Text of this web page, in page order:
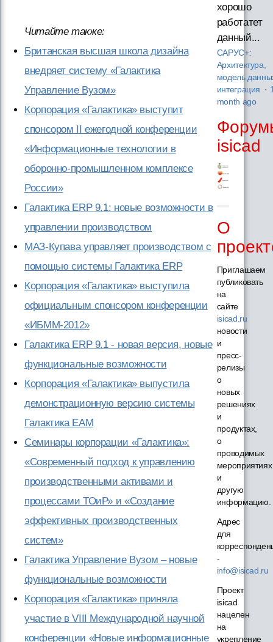
Читайте также:
Британская высшая школа дизайна
внедряет систему «Галактика
Управление Вузом»
Корпорация «Галактика» выступит
спонсором II ежегодной конференции
«Информационные технологии в
оборонно-промышленном комплексе
России»
Галактика ERP 9.1: новые возможности в
управлении производством
МАЗ-Купава управляет производством с
помощью системы Галактика ERP
Корпорация «Галактика» выступила
официальным спонсором конференции
«ИБММ-2012»
Галактика ERP 9.1 - новая версия, новые
функциональные возможности
Корпорация «Галактика» выпустила
демонстрационную версию системы
Галактика ЕАМ
Семинары корпорации «Галактика»:
«Современный подход к управлению
производственными активами и
процессами ТОиР» и «Создание
эффективных производственных
систем»
Галактика Управление Вузом – новые
функциональные возможности
Корпорация «Галактика» приняла
участие в VIII Международной научной
конференции «Новые информационные
хорошо
работатет
данный...
САРУС+:
Архитектура,
модель
интеграция ·
month ago
isicad
О
Приглашаем
публиковать
на
сайте
isicad.ru
новости
и
пресс-
релизы
о
новых
решениях
и
продуктах,
о
проводимых
мероприятиях
и
другую
информацию.
Адрес
для
-
info@isicad.ru
Проект
isicad
нацелен
на
укрепление